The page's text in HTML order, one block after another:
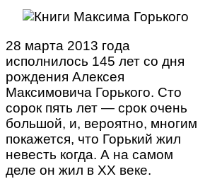
28 марта 2013 года
исполнилось 145 лет со дня
рождения Алексея
Максимовича Горького. Сто
сорок пять лет — срок очень
большой, и, вероятно, многим
покажется, что Горький жил
невесть когда. А на самом
деле он жил в ХХ веке.